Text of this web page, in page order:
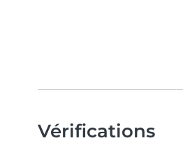
Vérifications